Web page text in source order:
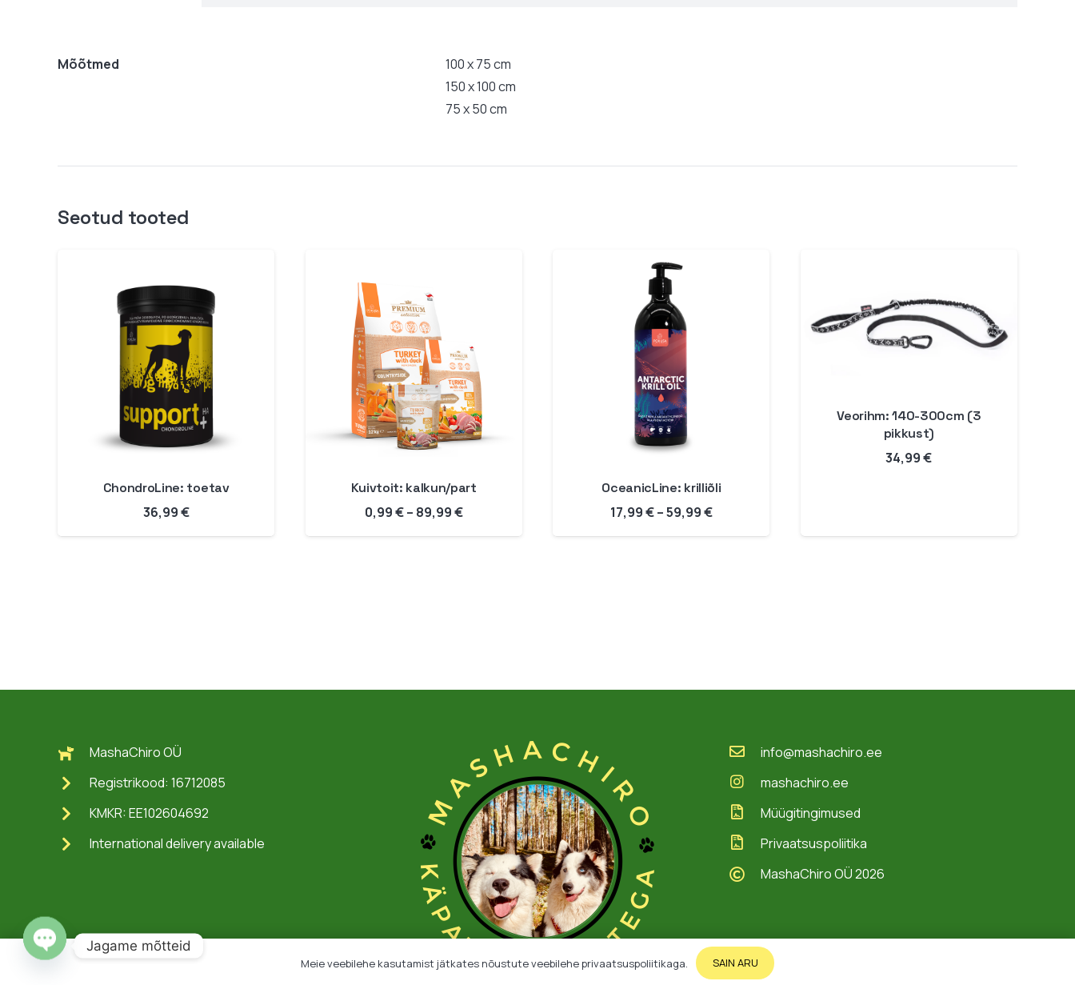
Mõõtmed
100 x 75 cm
150 x 100 cm
75 x 50 cm
Seotud tooted
ChondroLine: toetav
36,99€
Kuivtoit: kalkun/part
0,99€– 89,99€Hinnavahemik:
0,99 €
OceanicLine: krilliõli
17,99€–59,99€Hinnavahemik:
17,99 €
Veorihm: 140-300cm (3
pikkust)
34,99€
MashaChiro OÜ
Registrikood: 16712085
KMKR: EE102604692
International delivery available
info@mashachiro.ee
mashachiro.ee
Müügitingimused
Privaatsuspoliitika
MashaChiro OÜ 2026
Meie veebilehe kasutamist jätkates nõustute veebilehe privaatsuspoliitikaga. SAIN ARU
Jagame mõtteid